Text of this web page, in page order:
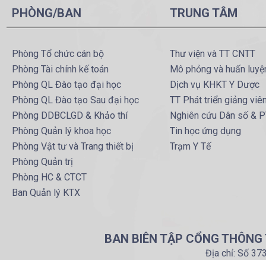
PHÒNG/BAN
Phòng Tổ chức cán bộ
Phòng Tài chính kế toán
Phòng QL Đào tạo đại học
Phòng QL Đào tạo Sau đại học
Phòng DDBCLGD & Khảo thí
Phòng Quản lý khoa học
Phòng Vật tư và Trang thiết bị
Phòng Quản trị
Phòng HC & CTCT
Ban Quản lý KTX
TRUNG TÂM
Thư viện và TT CNTT
Mô phỏng và huấn
Dịch vụ KHKT Y Dược
TT Phát triển giảng
Nghiên cứu Dân số &
Tin học ứng dụng
Trạm Y Tế
BAN BIÊN TẬP CỔNG
Địa chỉ: Số